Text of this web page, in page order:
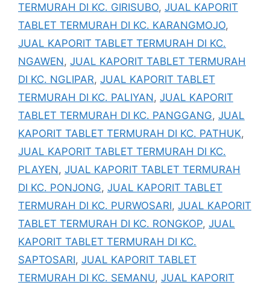
TERMURAH DI KC. GIRISUBO, JUAL KAPORIT
TABLET TERMURAH DI KC. KARANGMOJO,
JUAL KAPORIT TABLET TERMURAH DI KC.
NGAWEN, JUAL KAPORIT TABLET TERMURAH
DI KC. NGLIPAR, JUAL KAPORIT TABLET
TERMURAH DI KC. PALIYAN, JUAL KAPORIT
TABLET TERMURAH DI KC. PANGGANG, JUAL
KAPORIT TABLET TERMURAH DI KC. PATHUK,
JUAL KAPORIT TABLET TERMURAH DI KC.
PLAYEN, JUAL KAPORIT TABLET TERMURAH
DI KC. PONJONG, JUAL KAPORIT TABLET
TERMURAH DI KC. PURWOSARI, JUAL KAPORIT
TABLET TERMURAH DI KC. RONGKOP, JUAL
KAPORIT TABLET TERMURAH DI KC.
SAPTOSARI, JUAL KAPORIT TABLET
TERMURAH DI KC. SEMANU, JUAL KAPORIT